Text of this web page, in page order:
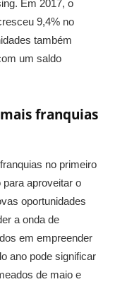
Em 2017, o
9,4% no
também
um saldo
franquias
no primeiro
aproveitar o
oportunidades
a onda de
em empreender
ano pode significar
de maio e